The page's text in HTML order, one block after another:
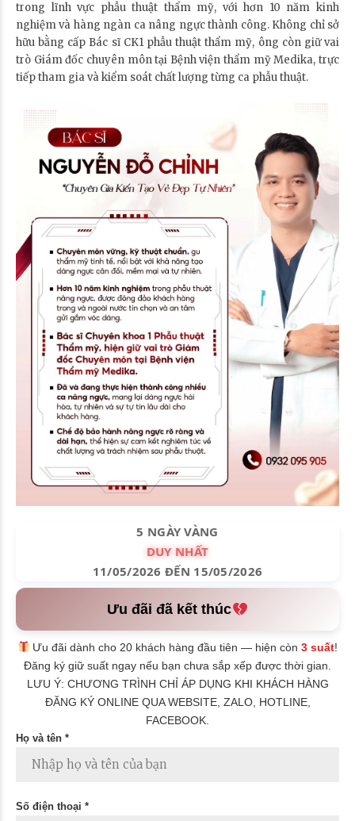
trong lĩnh vực phẫu thuật thẩm mỹ, với hơn 10 năm kinh
nghiệm và hàng ngàn ca nâng ngực thành công. Không chỉ sở
hữu bằng cấp Bác sĩ CK1 phẫu thuật thẩm mỹ, ông còn giữ vai
trò Giám đốc chuyên môn tại Bệnh viện thẩm mỹ Medika, trực
tiếp tham gia và kiểm soát chất lượng từng ca phẫu thuật.
5 NGÀY VÀNG
DUY NHẤT
11/05/2026 ĐẾN 15/05/2026
Ưu đãi đã kết thúc
Ưu đãi dành cho 20 khách hàng đầu tiên — hiện còn3 suất!
Đăng ký giữ suất ngay nếu bạn chưa sắp xếp được thời gian.
LƯU Ý: CHƯƠNG TRÌNH CHỈ ÁP DỤNG KHI KHÁCH HÀNG
ĐĂNG KÝ ONLINE QUA WEBSITE, ZALO, HOTLINE,
FACEBOOK.
Họ và tên *
Số điện thoại *